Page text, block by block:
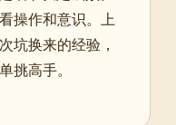
操作和意识。上
坑换来的经验，
挑高手。